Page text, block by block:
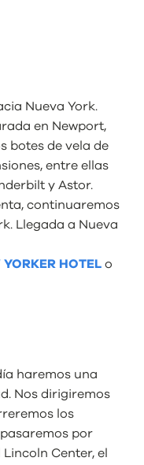
Nueva York.
en Newport,
botes de vela de
entre ellas
y Astor.
continuaremos
Llegada a Nueva
HOTEL o
haremos una
Nos dirigiremos
los
por
Center, el